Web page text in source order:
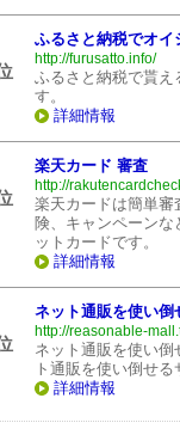
ふるさと納税でオイ
http://furusatto.info/
ふるさと納税で貰え
す。
詳細情報
楽天カード 審査
http://
楽天カードは簡単審
険、キャンペーン
ットカードです。
詳細情報
ネット通販を使い倒
http://reasonable-
ネット通販を使い
ト通販を使い倒せる
詳細情報